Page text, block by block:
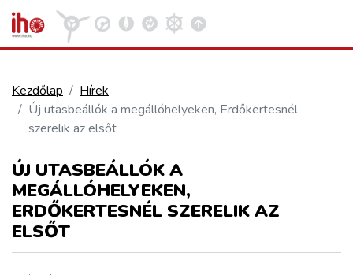
VASÚT
KÖZÚT
REPÜLÉS
Kezdőlap
Hírek
Új utasbeállók a megállóhelyeken, Erdőkertesnél
szerelik az elsőt
ÚJ UTASBEÁLLÓK A
MEGÁLLÓHELYEKEN,
ERDŐKERTESNÉL SZERELIK AZ
ELSŐT